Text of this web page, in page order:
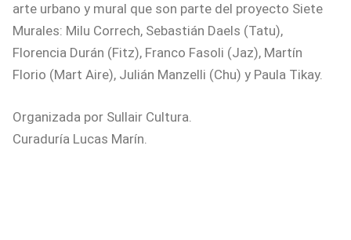
arte urbano y mural que son parte del proyecto Siete
Murales: Milu Correch, Sebastián Daels (Tatu),
Florencia Durán (Fitz), Franco Fasoli (Jaz), Martín
Florio (Mart Aire), Julián Manzelli (Chu) y Paula Tikay.
Organizada por Sullair Cultura.
Curaduría Lucas Marín.